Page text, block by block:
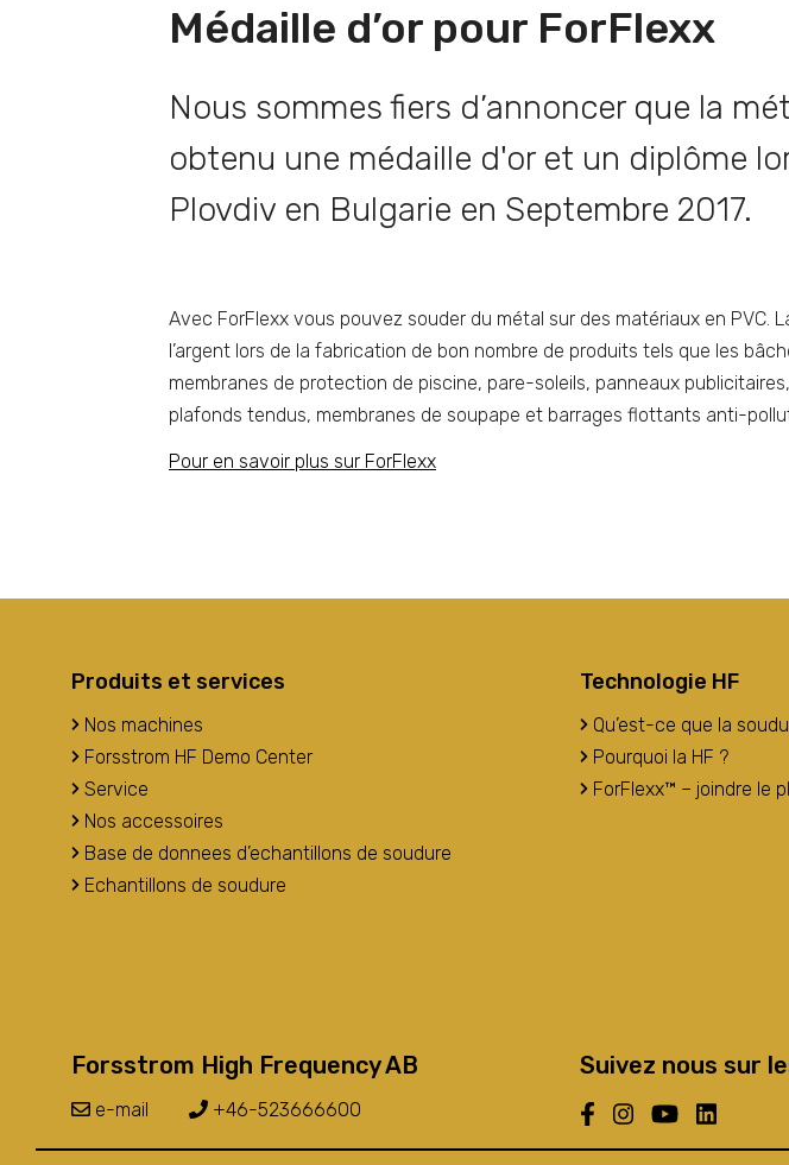
Médaille d’or pour ForFlexx
Nous sommes fiers d’annoncer que la
obtenu une médaille d'or et un diplôme
Plovdiv en Bulgarie en Septembre 2017.
Avec ForFlexx vous pouvez souder du métal sur des matériaux en
l’argent lors de la fabrication de bon nombre de produits tels que les
membranes de protection de piscine, pare-soleils, panneaux
plafonds tendus, membranes de soupape et barrages flottants anti-
Pour en savoir plus sur ForFlexx
Produits et services
Nos machines
Forsstrom HF Demo Center
Service
Nos accessoires
Base de donnees d’echantillons de soudure
Echantillons de soudure
Technologie HF
Qu’est-ce que la
Pourquoi la HF ?
ForFlexx™ – joindre le
Forsstrom High Frequency AB
e-mail +46-523666600
Suivez nous sur